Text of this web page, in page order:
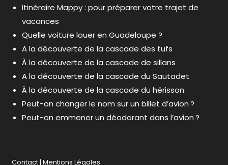
Itinéraire Mappy : pour préparer votre trajet de
vacances
Quelle voiture louer en Guadeloupe ?
A la découverte de la cascade des tufs
À la découverte de la cascade de sillans
A la découverte de la cascade du Sautadet
À la découverte de la cascade du hérisson
Peut-on changer le nom sur un billet d’avion ?
Peut-on emmener un déodorant dans l’avion ?
Contact |Mentions Légales